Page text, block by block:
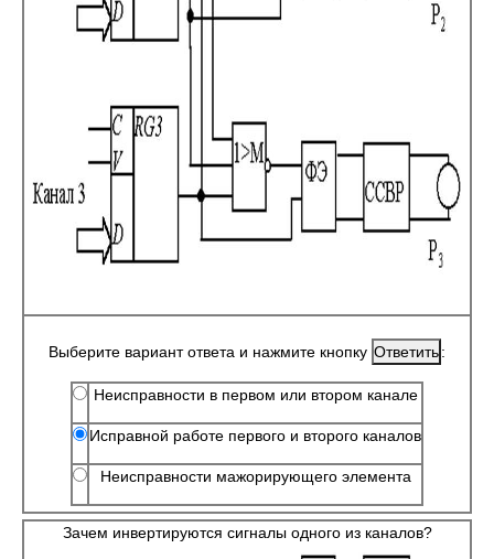
Выберите вариант ответа и нажмите кнопку :
Неисправности в первом или втором канале
Исправной работе первого и второго каналов
Неисправности мажорирующего элемента
Зачем инвертируются сигналы одного из каналов?